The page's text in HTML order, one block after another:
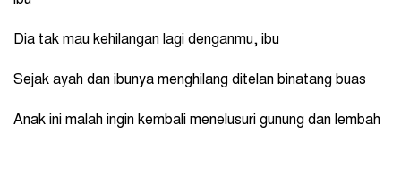
Dia tak mau kehilangan lagi denganmu, ibu
Sejak ayah dan ibunya menghilang ditelan binatang buas
Anak ini malah ingin kembali menelusuri gunung dan lembah